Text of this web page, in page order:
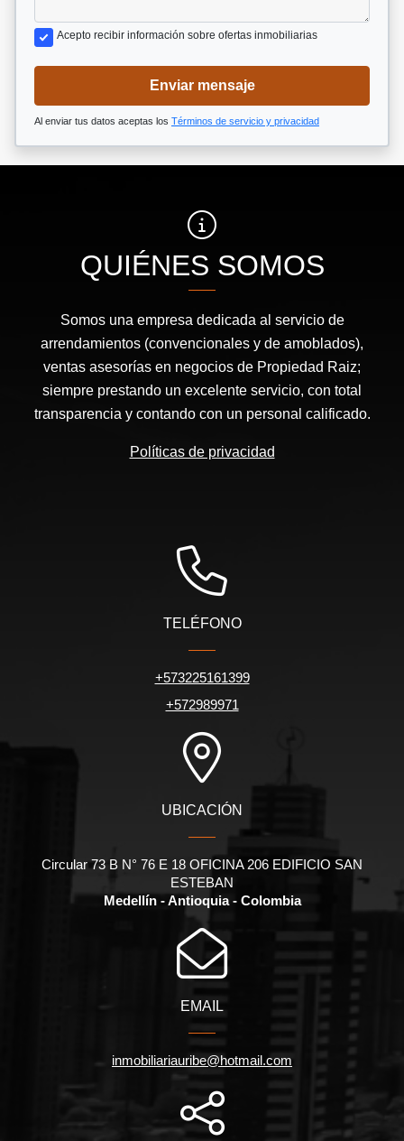
Acepto recibir información sobre ofertas inmobiliarias
Enviar mensaje
Al enviar tus datos aceptas los Términos de servicio y privacidad
QUIÉNES SOMOS
Somos una empresa dedicada al servicio de
arrendamientos (convencionales y de amoblados),
ventas asesorías en negocios de Propiedad Raiz;
siempre prestando un excelente servicio, con total
transparencia y contando con un personal calificado.
Políticas de privacidad
TELÉFONO
+573225161399
+572989971
UBICACIÓN
Circular 73 B N° 76 E 18 OFICINA 206 EDIFICIO SAN
ESTEBAN
Medellín - Antioquia - Colombia
EMAIL
inmobiliariauribe@hotmail.com